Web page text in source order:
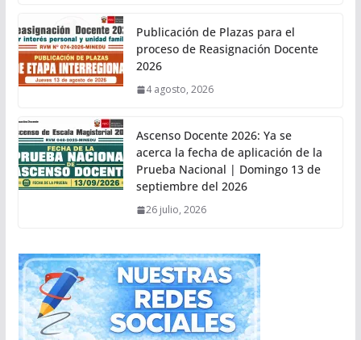
Publicación de Plazas para el
proceso de Reasignación Docente
2026
4 agosto, 2026
Ascenso Docente 2026: Ya se
acerca la fecha de aplicación de la
Prueba Nacional | Domingo 13 de
septiembre del 2026
26 julio, 2026